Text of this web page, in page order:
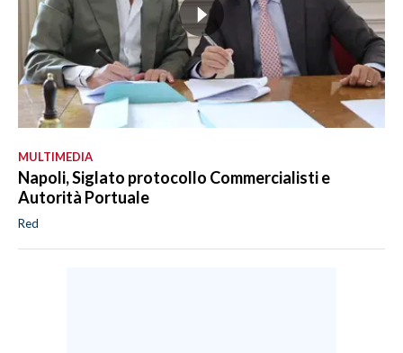
MULTIMEDIA
Napoli, Siglato protocollo Commercialisti e
Autorità Portuale
Red